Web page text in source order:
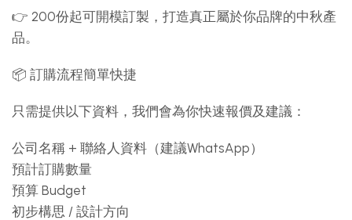
👉 200份起可開模訂製，打造真正屬於你品牌的中秋產
品。
📦 訂購流程簡單快捷
只需提供以下資料，我們會為你快速報價及建議：
公司名稱 + 聯絡人資料（建議WhatsApp）
預計訂購數量
預算 Budget
初步構思 / 設計方向